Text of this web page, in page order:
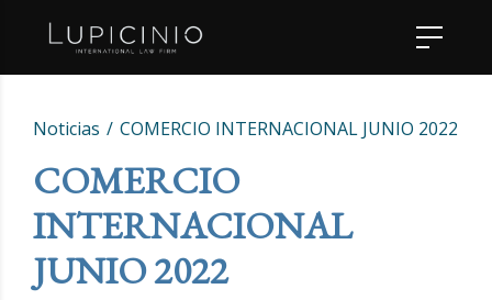
Noticias COMERCIO INTERNACIONAL JUNIO 2022
COMERCIO
INTERNACIONAL
JUNIO 2022